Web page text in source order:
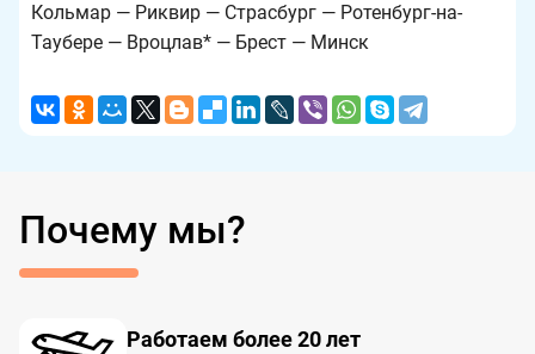
Кольмар — Риквир — Страсбург — Ротенбург-на-
Таубере — Вроцлав* — Брест — Минск
Почему мы?
Работаем более 20 лет